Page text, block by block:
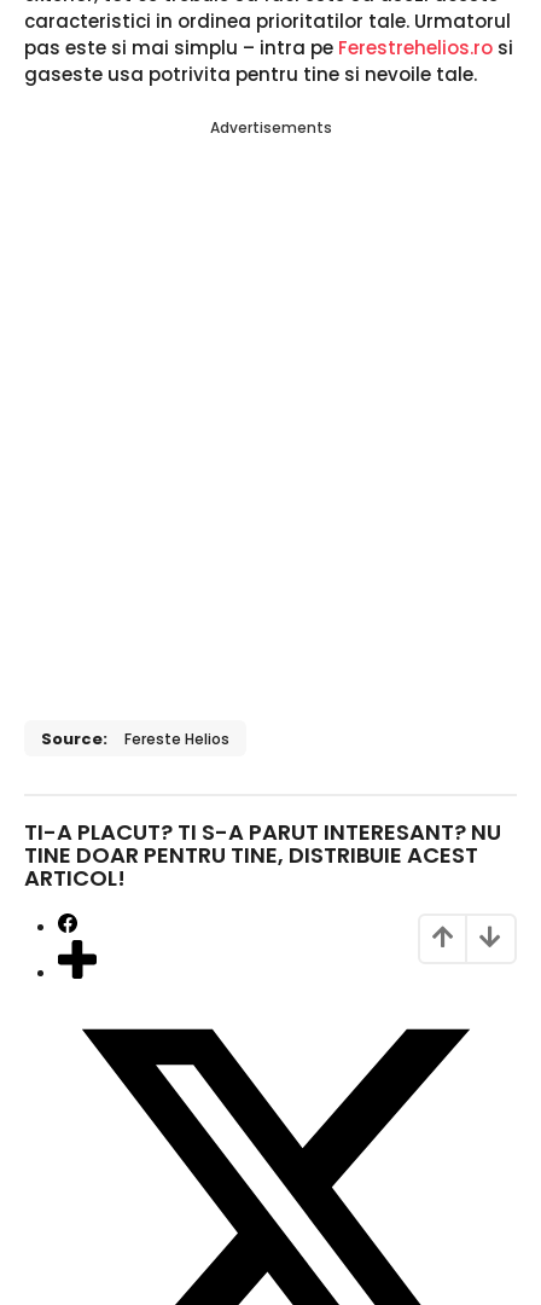
caracteristici in ordinea prioritatilor tale. Urmatorul
pas este si mai simplu – intra pe Ferestrehelios.ro si
gaseste usa potrivita pentru tine si nevoile tale.
Advertisements
Source: Fereste Helios
TI-A PLACUT? TI S-A PARUT INTERESANT? NU
TINE DOAR PENTRU TINE, DISTRIBUIE ACEST
ARTICOL!